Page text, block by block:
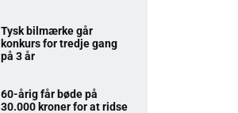
Tysk bilmærke går
konkurs for tredje gang
på 3 år
60-årig får bøde på
30.000 kroner for at ridse